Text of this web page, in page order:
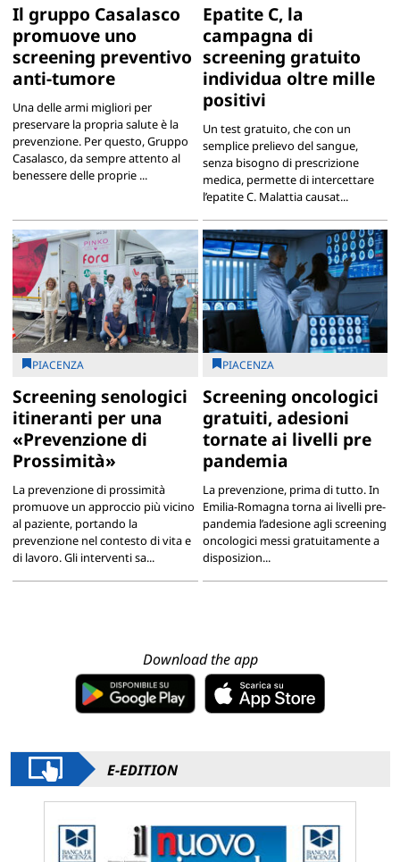
Il gruppo Casalasco
promuove uno
screening preventivo
anti-tumore
Una delle armi migliori per
preservare la propria salute è la
prevenzione. Per questo, Gruppo
Casalasco, da sempre attento al
benessere delle proprie ...
Epatite C, la
campagna di
screening gratuito
individua oltre mille
positivi
Un test gratuito, che con un
semplice prelievo del sangue,
senza bisogno di prescrizione
medica, permette di intercettare
l’epatite C. Malattia causat...
PIACENZA
Screening senologici
itineranti per una
«Prevenzione di
Prossimità»
La prevenzione di prossimità
promuove un approccio più vicino
al paziente, portando la
prevenzione nel contesto di vita e
di lavoro. Gli interventi sa...
PIACENZA
Screening oncologici
gratuiti, adesioni
tornate ai livelli pre
pandemia
La prevenzione, prima di tutto. In
Emilia-Romagna torna ai livelli pre-
pandemia l’adesione agli screening
oncologici messi gratuitamente a
disposizion...
Download the app
E-EDITION